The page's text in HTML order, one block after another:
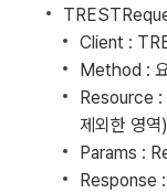
Client :
Method :
Resource
제외한 영
Params :
Response